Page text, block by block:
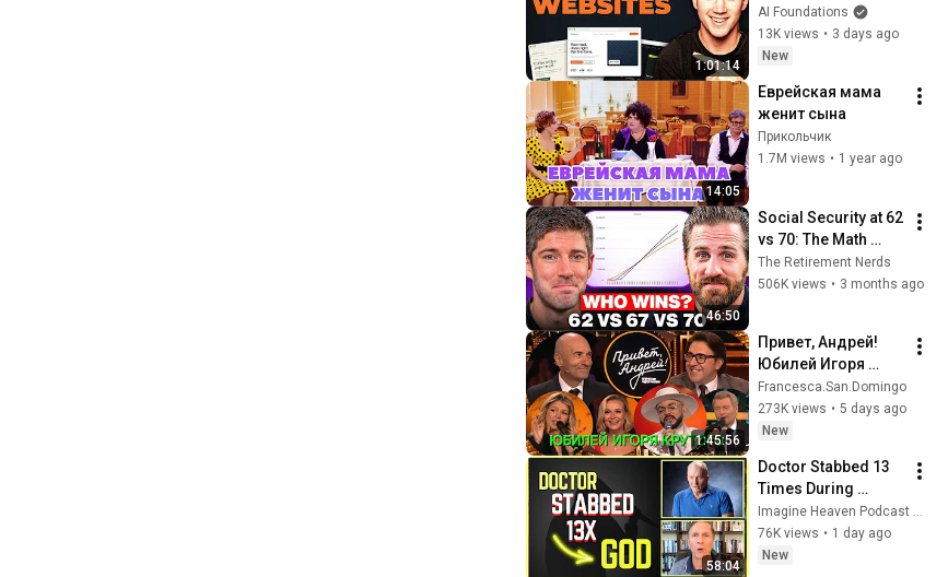
1:01:14
Claude Code! (Full
Guide)
AI Foundations
13K views • 3 days ago
New
14:05
Еврейская мама
женит сына
Прикольчик
1.7M views • 1 year ago
46:50
Social Security at 62
vs 70: The Math
Everyone Gets
Wrong
The Retirement Nerds
506K views • 3 months ago
1:45:56
Привет, Андрей!
Юбилей Игоря
Крутого 01.08.2026
Francesca.San.Domingo
273K views • 5 days ago
New
58:04
Doctor Stabbed 13
Times During
Murder Attempt -
Then God Showed
Up | Near Death
Imagine Heaven Podcast with John Burke
76K views • 1 day ago
New